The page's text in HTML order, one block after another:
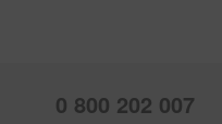
0 800 202 007